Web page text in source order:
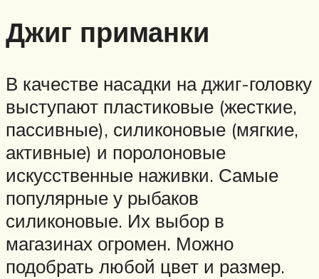
Джиг приманки
В качестве насадки на джиг-головку
выступают пластиковые (жесткие,
пассивные), силиконовые (мягкие,
активные) и поролоновые
искусственные наживки. Самые
популярные у рыбаков
силиконовые. Их выбор в
магазинах огромен. Можно
подобрать любой цвет и размер.